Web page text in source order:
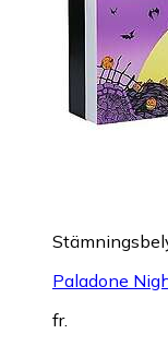
Paladone
fr.